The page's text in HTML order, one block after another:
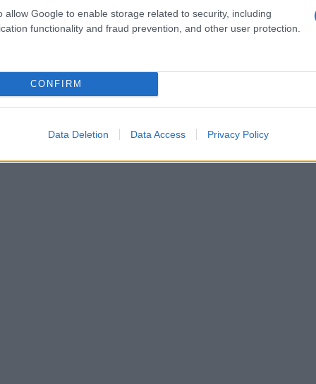
allow Google to enable storage related to security, including
functionality and fraud prevention, and other user protection.
CONFIRM
Data Deletion Data Access Privacy Policy